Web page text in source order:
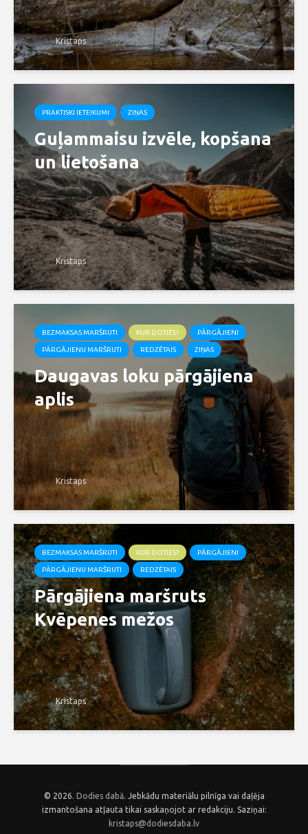
Kristaps
PRAKTISKI IETEIKUMI ZIŅAS
Guļammaisu izvēle, kopšana
un lietošana
Kristaps
BEZMAKSAS MARŠRUTI KUR DOTIES? PĀRGĀJIENI
PĀRGĀJIENU MARŠRUTI REDZĒTAIS ZIŅAS
Daugavas loku pārgājiena
aplis
Kristaps
BEZMAKSAS MARŠRUTI KUR DOTIES? PĀRGĀJIENI
PĀRGĀJIENU MARŠRUTI REDZĒTAIS
Pārgājiena maršruts
Kvēpenes mežos
Kristaps
© 2026. Dodies dabā. Jebkādu materiālu pilnīga vai daļēja
izmantošana atļauta tikai saskaņojot ar redakciju. Saziņai:
kristaps@dodiesdaba.lv